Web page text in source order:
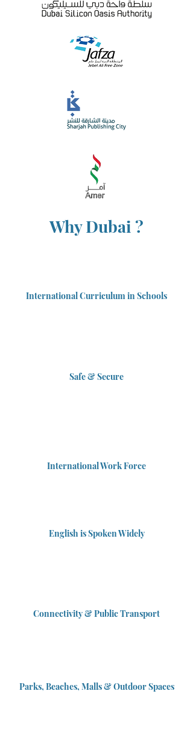
Why Dubai ?
International Curriculum in Schools
Safe & Secure
International Work Force
English is Spoken Widely
Connectivity & Public Transport
Parks, Beaches, Malls & Outdoor Spaces